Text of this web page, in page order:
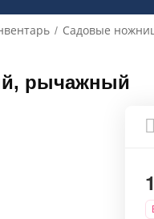
/ Садовые
рычажный